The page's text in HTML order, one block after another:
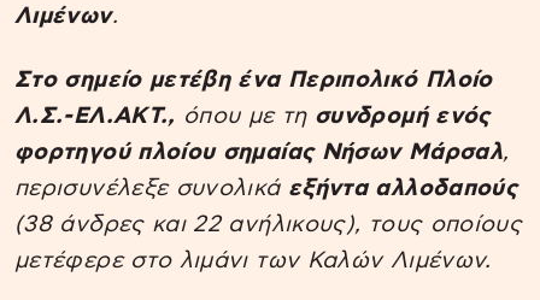
Λιμένων.
Στο σημείο μετέβη ένα Περιπολικό Πλοίο
Λ.Σ.-ΕΛ.ΑΚΤ., όπου με τη συνδρομή ενός
φορτηγού πλοίου σημαίας Νήσων Μάρσαλ,
περισυνέλεξε συνολικά εξήντα αλλοδαπούς
(38 άνδρες και 22 ανήλικους), τους οποίους
μετέφερε στο λιμάνι των Καλών Λιμένων.